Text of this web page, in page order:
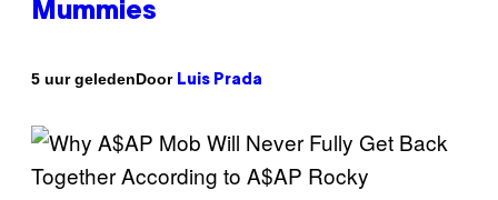
Mummies
5 uur geledenDoor Luis Prada